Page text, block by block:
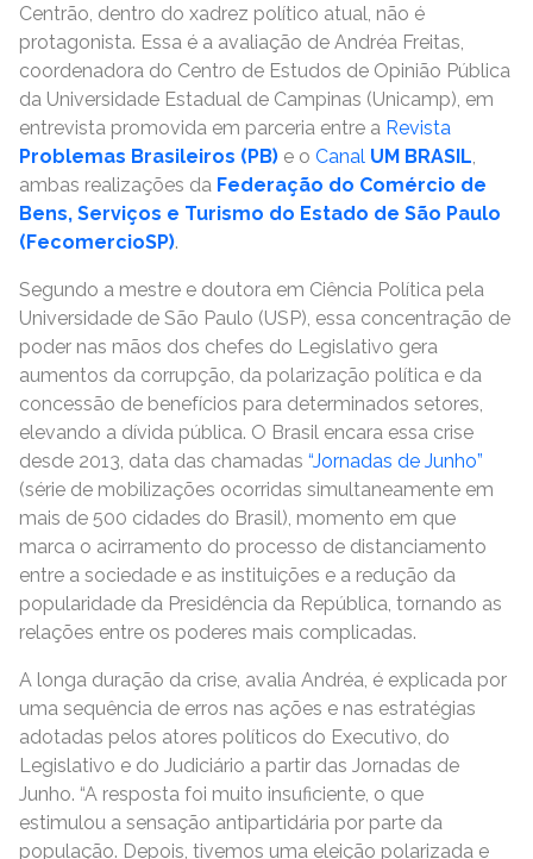
Centrão, dentro do xadrez político atual, não é
protagonista. Essa é a avaliação de Andréa Freitas,
coordenadora do Centro de Estudos de Opinião Pública
da Universidade Estadual de Campinas (Unicamp), em
entrevista promovida em parceria entre a Revista
Problemas Brasileiros (PB) e o Canal UM BRASIL,
ambas realizações da Federação do Comércio de
Bens, Serviços e Turismo do Estado de São Paulo
(FecomercioSP).
Segundo a mestre e doutora em Ciência Política pela
Universidade de São Paulo (USP), essa concentração de
poder nas mãos dos chefes do Legislativo gera
aumentos da corrupção, da polarização política e da
concessão de benefícios para determinados setores,
elevando a dívida pública. O Brasil encara essa crise
desde 2013, data das chamadas “Jornadas de Junho”
(série de mobilizações ocorridas simultaneamente em
mais de 500 cidades do Brasil), momento em que
marca o acirramento do processo de distanciamento
entre a sociedade e as instituições e a redução da
popularidade da Presidência da República, tornando as
relações entre os poderes mais complicadas.
A longa duração da crise, avalia Andréa, é explicada por
uma sequência de erros nas ações e nas estratégias
adotadas pelos atores políticos do Executivo, do
Legislativo e do Judiciário a partir das Jornadas de
Junho. “A resposta foi muito insuficiente, o que
estimulou a sensação antipartidária por parte da
população. Depois, tivemos uma eleição polarizada e